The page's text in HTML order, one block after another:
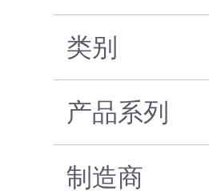
类别
产品系列
制造商